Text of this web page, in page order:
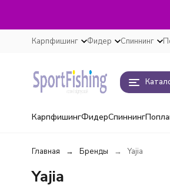
Карпфишинг Фидер Спиннинг
КарпфишингФидерСпиннинг
Главная Бренды Yajia
Yajia